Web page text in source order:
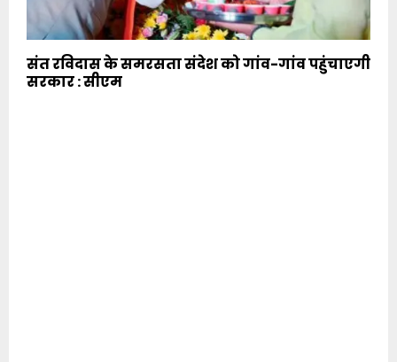
संत रविदास के समरसता संदेश को गांव-गांव पहुंचाएगी
सरकार : सीएम